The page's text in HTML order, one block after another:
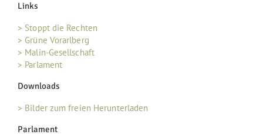
Links
> Stoppt die Rechten
> Grüne Vorarlberg
> Malin-Gesellschaft
> Parlament
Downloads
> Bilder zum freien Herunterladen
Parlament